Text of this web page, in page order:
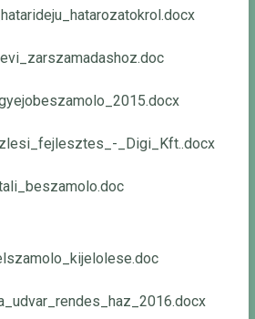
_Digi_Kft..docx